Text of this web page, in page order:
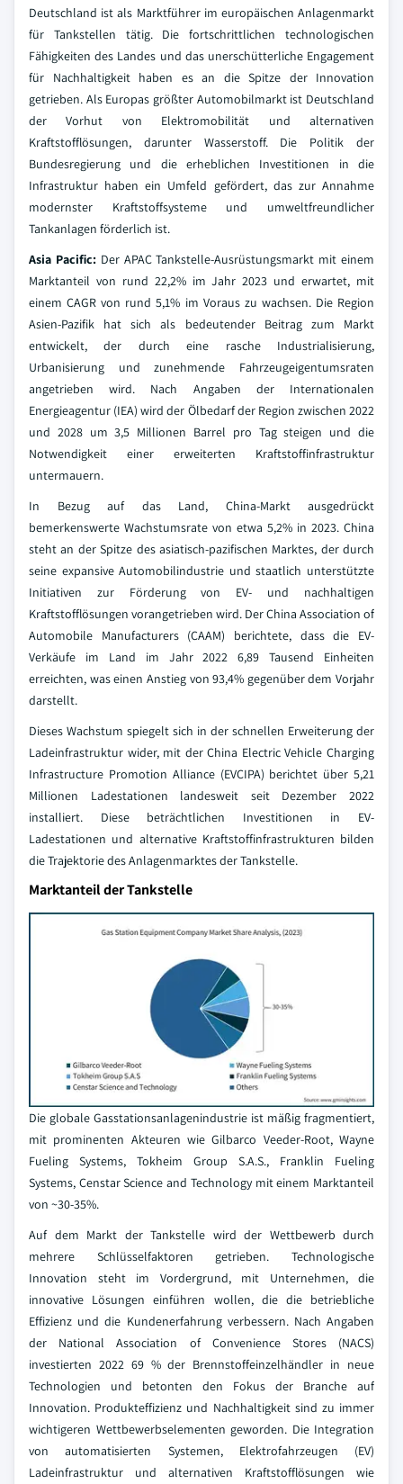
Deutschland ist als Marktführer im europäischen Anlagenmarkt
für Tankstellen tätig. Die fortschrittlichen technologischen
Fähigkeiten des Landes und das unerschütterliche Engagement
für Nachhaltigkeit haben es an die Spitze der Innovation
getrieben. Als Europas größter Automobilmarkt ist Deutschland
der Vorhut von Elektromobilität und alternativen
Kraftstofflösungen, darunter Wasserstoff. Die Politik der
Bundesregierung und die erheblichen Investitionen in die
Infrastruktur haben ein Umfeld gefördert, das zur Annahme
modernster Kraftstoffsysteme und umweltfreundlicher
Tankanlagen förderlich ist.
Asia Pacific:Der APAC Tankstelle-Ausrüstungsmarkt mit einem
Marktanteil von rund 22,2% im Jahr 2023 und erwartet, mit
einem CAGR von rund 5,1% im Voraus zu wachsen. Die Region
Asien-Pazifik hat sich als bedeutender Beitrag zum Markt
entwickelt, der durch eine rasche Industrialisierung,
Urbanisierung und zunehmende Fahrzeugeigentumsraten
angetrieben wird. Nach Angaben der Internationalen
Energieagentur (IEA) wird der Ölbedarf der Region zwischen 2022
und 2028 um 3,5 Millionen Barrel pro Tag steigen und die
Notwendigkeit einer erweiterten Kraftstoffinfrastruktur
untermauern.
In Bezug auf das Land, China-Markt ausgedrückt
bemerkenswerte Wachstumsrate von etwa 5,2% in 2023. China
steht an der Spitze des asiatisch-pazifischen Marktes, der durch
seine expansive Automobilindustrie und staatlich unterstützte
Initiativen zur Förderung von EV- und nachhaltigen
Kraftstofflösungen vorangetrieben wird. Der China Association of
Automobile Manufacturers (CAAM) berichtete, dass die EV-
Verkäufe im Land im Jahr 2022 6,89 Tausend Einheiten
erreichten, was einen Anstieg von 93,4% gegenüber dem Vorjahr
darstellt.
Dieses Wachstum spiegelt sich in der schnellen Erweiterung der
Ladeinfrastruktur wider, mit der China Electric Vehicle Charging
Infrastructure Promotion Alliance (EVCIPA) berichtet über 5,21
Millionen Ladestationen landesweit seit Dezember 2022
installiert. Diese beträchtlichen Investitionen in EV-
Ladestationen und alternative Kraftstoffinfrastrukturen bilden
die Trajektorie des Anlagenmarktes der Tankstelle.
Marktanteil der Tankstelle
Die globale Gasstationsanlagenindustrie ist mäßig fragmentiert,
mit prominenten Akteuren wie Gilbarco Veeder-Root, Wayne
Fueling Systems, Tokheim Group S.A.S., Franklin Fueling
Systems, Censtar Science and Technology mit einem Marktanteil
von ~30-35%.
Auf dem Markt der Tankstelle wird der Wettbewerb durch
mehrere Schlüsselfaktoren getrieben. Technologische
Innovation steht im Vordergrund, mit Unternehmen, die
innovative Lösungen einführen wollen, die die betriebliche
Effizienz und die Kundenerfahrung verbessern. Nach Angaben
der National Association of Convenience Stores (NACS)
investierten 2022 69 % der Brennstoffeinzelhändler in neue
Technologien und betonten den Fokus der Branche auf
Innovation. Produkteffizienz und Nachhaltigkeit sind zu immer
wichtigeren Wettbewerbselementen geworden. Die Integration
von automatisierten Systemen, Elektrofahrzeugen (EV)
Ladeinfrastruktur und alternativen Kraftstofflösungen wie